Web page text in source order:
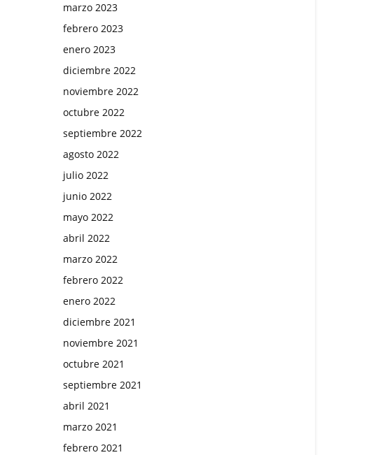
marzo 2023
febrero 2023
enero 2023
diciembre 2022
noviembre 2022
octubre 2022
septiembre 2022
agosto 2022
julio 2022
junio 2022
mayo 2022
abril 2022
marzo 2022
febrero 2022
enero 2022
diciembre 2021
noviembre 2021
octubre 2021
septiembre 2021
abril 2021
marzo 2021
febrero 2021